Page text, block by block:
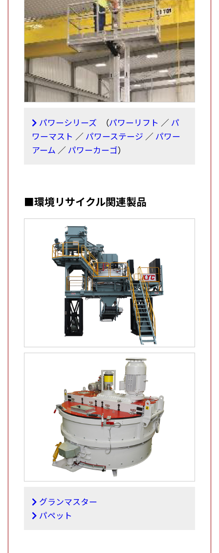
パワーシリーズ （パワーリフト ／ パ
ワーマスト ／ パワーステージ ／ パワー
アーム ／ パワーカーゴ）
■環境リサイクル関連製品
グランマスター
パペット